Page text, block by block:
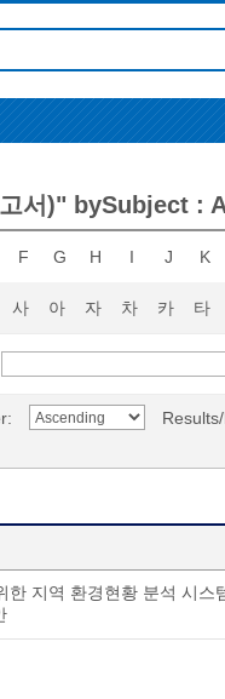
서)" bySubject :
F G H I J K
사 아 자 차 카 타
한 지역 환경현황 분석 시